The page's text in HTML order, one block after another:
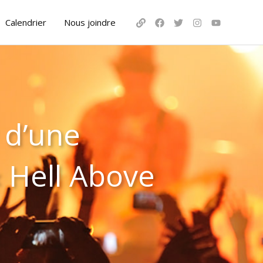
Calendrier Nous joindre
Above